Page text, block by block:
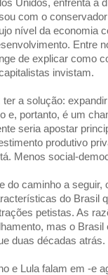
Unidos, enfrenta a
com o
nível da economia
Entre
de explicar como
invistam.
a solução:
e, portanto, é um
seria apostar
produtivo
Menos social-
do caminho a
do Brasil
petistas. As
mas o
duas décadas atrás.
e Lula falam em -e